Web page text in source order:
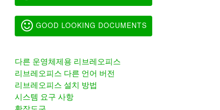
GOOD LOOKING DOCUMENTS
다른 운영체제용 리브레오피스
리브레오피스 다른 언어 버전
리브레오피스 설치 방법
시스템 요구 사항